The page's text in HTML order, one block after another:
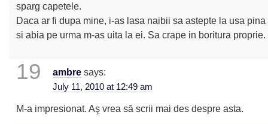
sparg capetele.
Daca ar fi dupa mine, i-as lasa naibii sa astepte la usa
si abia pe urma m-as uita la ei. Sa crape in boritura proprie.
19 ambre says:
July 11, 2010 at 12:49 am
M-a impresionat. Aş vrea să scrii mai des despre asta.